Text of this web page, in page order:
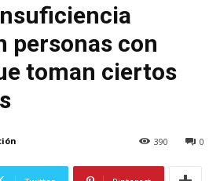
personas con
toman ciertos
0
390